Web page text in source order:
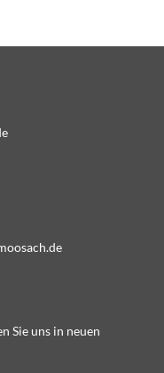
Sie uns in neuen